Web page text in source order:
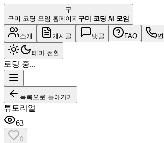
구
구미 코딩 모임 홈페이지 구미 코딩 AI 모임
소개 게시글 댓글 FAQ
테마 전환
로딩 중...
목록으로 돌아가기
튜토리얼
63
0